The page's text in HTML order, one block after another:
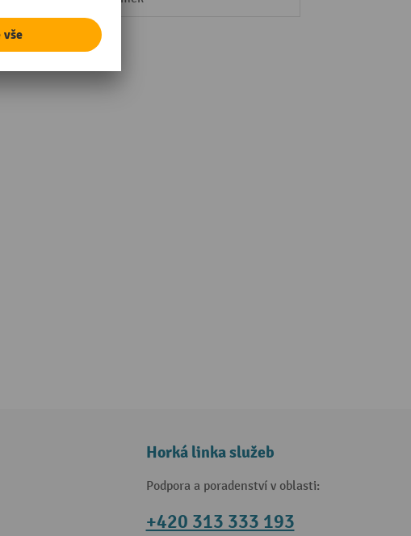
Horká linka služeb
Podpora a poradenství v oblasti:
+420 313 333 193